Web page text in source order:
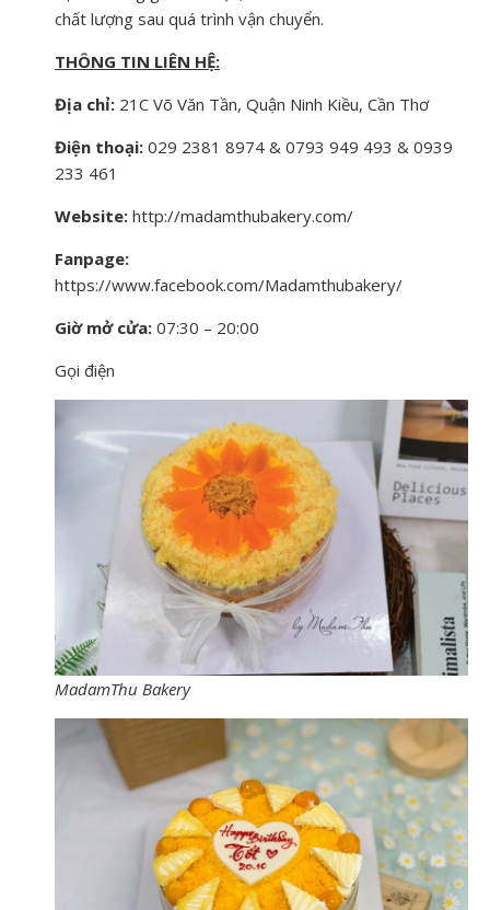
chất lượng sau quá trình vận chuyển.
THÔNG TIN LIÊN HỆ:
Địa chỉ: 21C Võ Văn Tần, Quận Ninh Kiều, Cần Thơ
Điện thoại: 029 2381 8974 & 0793 949 493 & 0939
233 461
Website: http://madamthubakery.com/
Fanpage:
https://www.facebook.com/Madamthubakery/
Giờ mở cửa: 07:30 – 20:00
Gọi điện
MadamThu Bakery